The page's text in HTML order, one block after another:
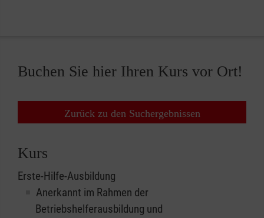
Buchen Sie hier Ihren Kurs vor Ort!
Zurück zu den Suchergebnissen
Kurs
Erste-Hilfe-Ausbildung
Anerkannt im Rahmen der
Betriebshelferausbildung und